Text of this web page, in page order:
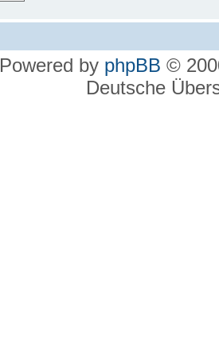
Powered by phpBB ©
Deutsche